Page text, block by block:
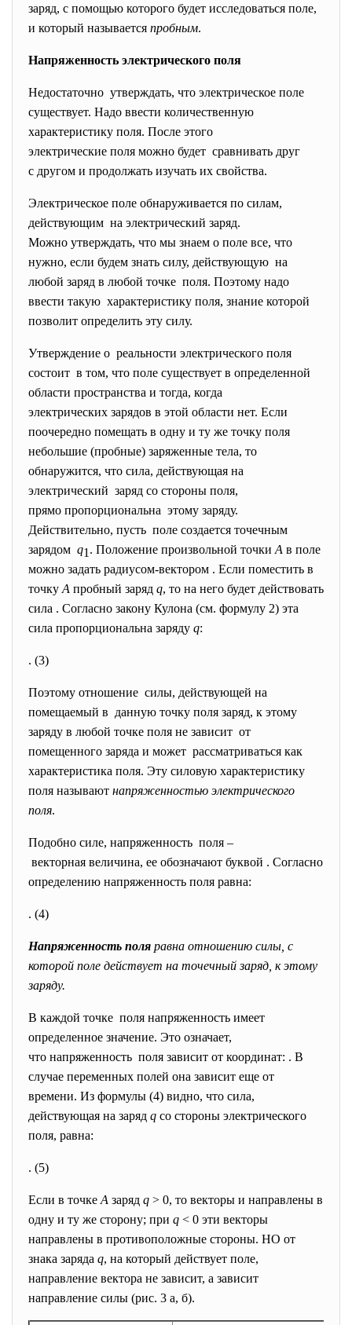
заряд, с помощью которого будет исследоваться поле,
и который называется пробным.
Напряженность электрического поля
Недостаточно утверждать, что электрическое поле
существует. Надо ввести количественную
характеристику поля. После этого
электрические поля можно будет сравнивать друг
с другом и продолжать изучать их свойства.
Электрическое поле обнаруживается по силам,
действующим на электрический заряд.
Можно утверждать, что мы знаем о поле все, что
нужно, если будем знать силу, действующую на
любой заряд в любой точке поля. Поэтому надо
ввести такую характеристику поля, знание которой
позволит определить эту силу.
Утверждение о реальности электрического поля
состоит в том, что поле существует в определенной
области пространства и тогда, когда
электрических зарядов в этой области нет. Если
поочередно помещать в одну и ту же точку поля
небольшие (пробные) заряженные тела, то
обнаружится, что сила, действующая на
электрический заряд со стороны поля,
прямо пропорциональна этому заряду.
Действительно, пусть поле создается точечным
зарядом q1 . Положение произвольной точки А в поле
можно задать радиусом-вектором . Если поместить в
точку А пробный заряд q, то на него будет действовать
сила . Согласно закону Кулона (см. формулу 2) эта
сила пропорциональна заряду q:
. (3)
Поэтому отношение силы, действующей на
помещаемый в данную точку поля заряд, к этому
заряду в любой точке поля не зависит от
помещенного заряда и может рассматриваться как
характеристика поля. Эту силовую характеристику
поля называют напряженностью электрического
поля.
Подобно силе, напряженность поля –
векторная величина, ее обозначают буквой . Согласно
определению напряженность поля равна:
. (4)
Напряженность поля равна отношению силы, с
которой поле действует на точечный заряд, к этому
заряду.
В каждой точке поля напряженность имеет
определенное значение. Это означает,
что напряженность поля зависит от координат: . В
случае переменных полей она зависит еще от
времени. Из формулы (4) видно, что сила,
действующая на заряд q со стороны электрического
поля, равна:
. (5)
Если в точке А заряд q > 0, то векторы и направлены в
одну и ту же сторону; при q < 0 эти векторы
направлены в противоположные стороны. НО от
знака заряда q, на который действует поле,
направление вектора не зависит, а зависит
направление силы (рис. 3 а, б).